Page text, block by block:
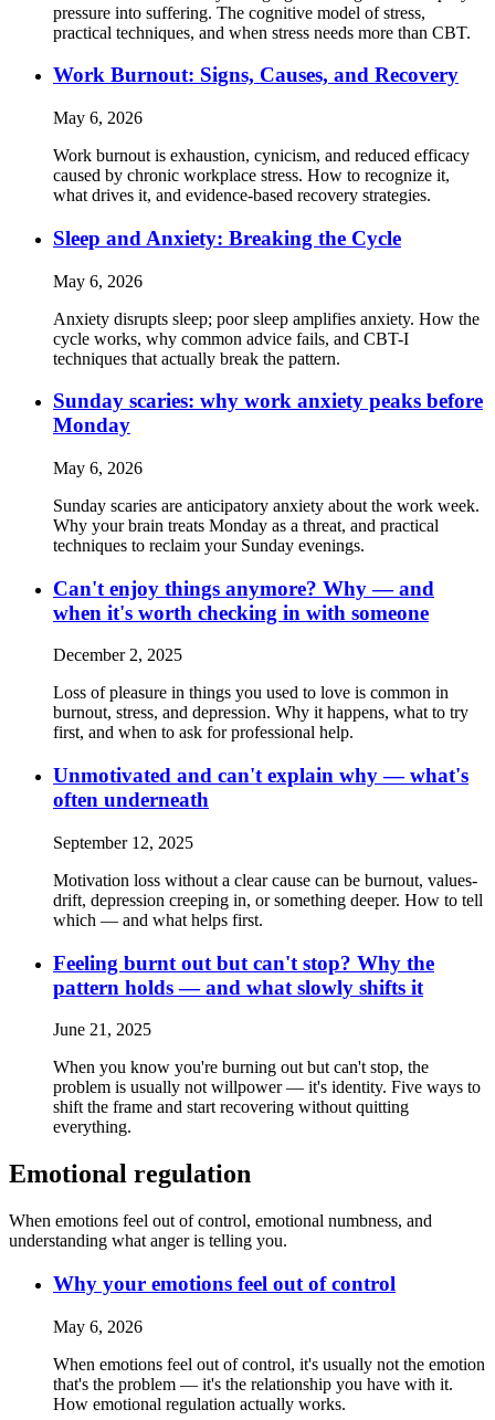
pressure into suffering. The cognitive model of stress,
practical techniques, and when stress needs more than CBT.
Work Burnout: Signs, Causes, and Recovery
May 6, 2026
Work burnout is exhaustion, cynicism, and reduced efficacy
caused by chronic workplace stress. How to recognize it,
what drives it, and evidence-based recovery strategies.
Sleep and Anxiety: Breaking the Cycle
May 6, 2026
Anxiety disrupts sleep; poor sleep amplifies anxiety. How the
cycle works, why common advice fails, and CBT-I
techniques that actually break the pattern.
Sunday scaries: why work anxiety peaks before
Monday
May 6, 2026
Sunday scaries are anticipatory anxiety about the work week.
Why your brain treats Monday as a threat, and practical
techniques to reclaim your Sunday evenings.
Can't enjoy things anymore? Why — and
when it's worth checking in with someone
December 2, 2025
Loss of pleasure in things you used to love is common in
burnout, stress, and depression. Why it happens, what to try
first, and when to ask for professional help.
Unmotivated and can't explain why — what's
often underneath
September 12, 2025
Motivation loss without a clear cause can be burnout, values-
drift, depression creeping in, or something deeper. How to tell
which — and what helps first.
Feeling burnt out but can't stop? Why the
pattern holds — and what slowly shifts it
June 21, 2025
When you know you're burning out but can't stop, the
problem is usually not willpower — it's identity. Five ways to
shift the frame and start recovering without quitting
everything.
Emotional regulation
When emotions feel out of control, emotional numbness, and
understanding what anger is telling you.
Why your emotions feel out of control
May 6, 2026
When emotions feel out of control, it's usually not the emotion
that's the problem — it's the relationship you have with it.
How emotional regulation actually works.